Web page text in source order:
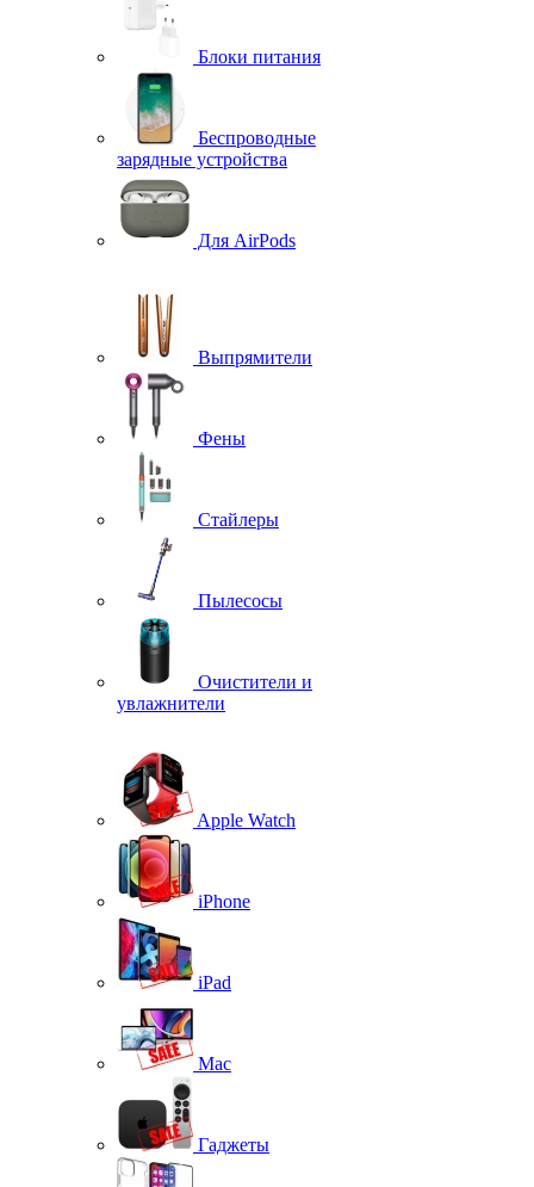
Блоки питания
Беспроводные
зарядные устройства
Для AirPods
Выпрямители
Фены
Стайлеры
Пылесосы
Очистители и
увлажнители
Apple Watch
iPhone
iPad
Mac
Гаджеты